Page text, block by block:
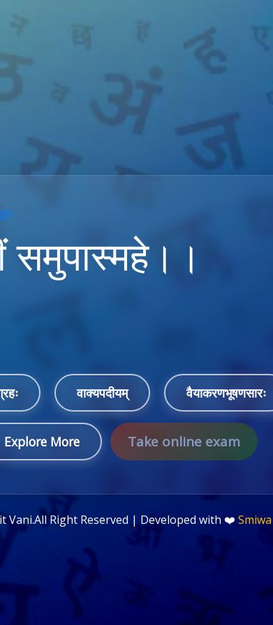
समुपास्महे।।
वाक्यपदीयम् वैयाकरणभूषणसारः
Explore More Take online exam
Vani.All Right Reserved | Developed with ❤️